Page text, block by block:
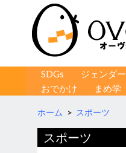
コンテンツへ移動
SDGs ジェンダー
おでかけ
まめ学
ホーム > スポーツ
スポーツ